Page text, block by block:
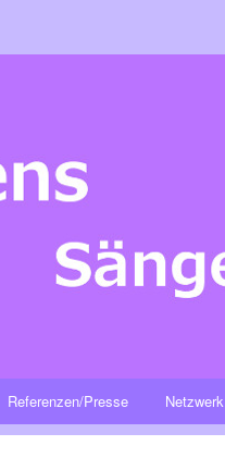
Referenzen/Presse Netzwerk